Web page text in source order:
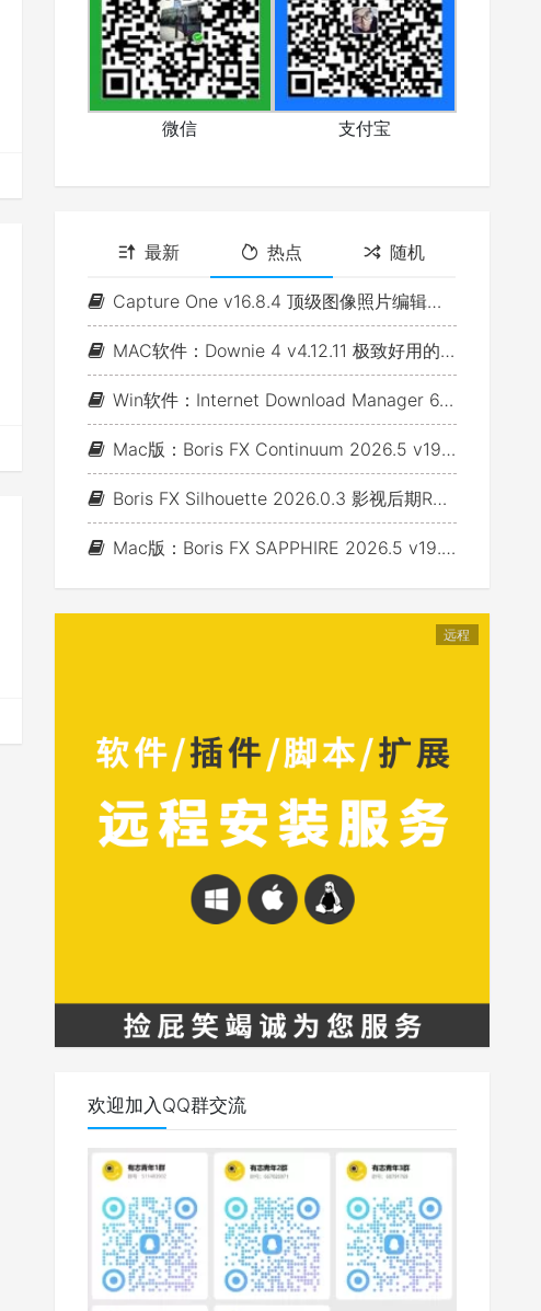
微信 支付宝
最新 热点 随机
Capture One v16.8.4 顶级图像照片编辑软件(Win&Mac)
MAC软件：Downie 4 v4.12.11 极致好用的视频下载利器
Win软件：Internet Download Manager 6.43 Build 7 - 网络资源下载神器IDM_支持下载各类网站视音频
Mac版：Boris FX Continuum 2026.5 v19.5.4_BCC视频特效及转场套装 For AE/PR/FCP/Motion/Avid/OFX(Fusion/ Resolve/Nukex等)
Boris FX Silhouette 2026.0.3 影视后期Roto抠像Paint视效合成软件+Adobe/OFX插件 (Win&Mac&Linux)
Mac版：Boris FX SAPPHIRE 2026.5 v19.5 蓝宝石视效插件_For AE/PR/Avid/OFX(Nuke/Resolve/Fusion等)
远程
欢迎加入QQ群交流